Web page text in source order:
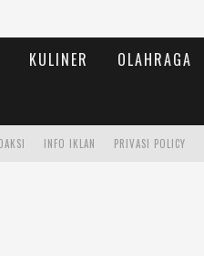
KULINER OLAHRAGA
PRIVASI POLICY
INFO IKLAN